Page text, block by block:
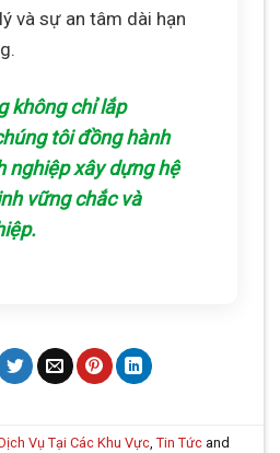
và sự an tâm dài hạn
không chỉ lắp
tôi đồng hành
nghiệp xây dựng hệ
vững chắc và
Vụ Tại Các Khu Vực, Tin Tứcand